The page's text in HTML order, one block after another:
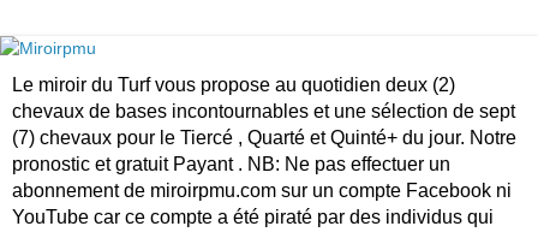
Le miroir du Turf vous propose au quotidien deux (2)
chevaux de bases incontournables et une sélection de sept
(7) chevaux pour le Tiercé , Quarté et Quinté+ du jour. Notre
pronostic et gratuit Payant . NB: Ne pas effectuer un
abonnement de miroirpmu.com sur un compte Facebook ni
YouTube car ce compte a été piraté par des individus qui